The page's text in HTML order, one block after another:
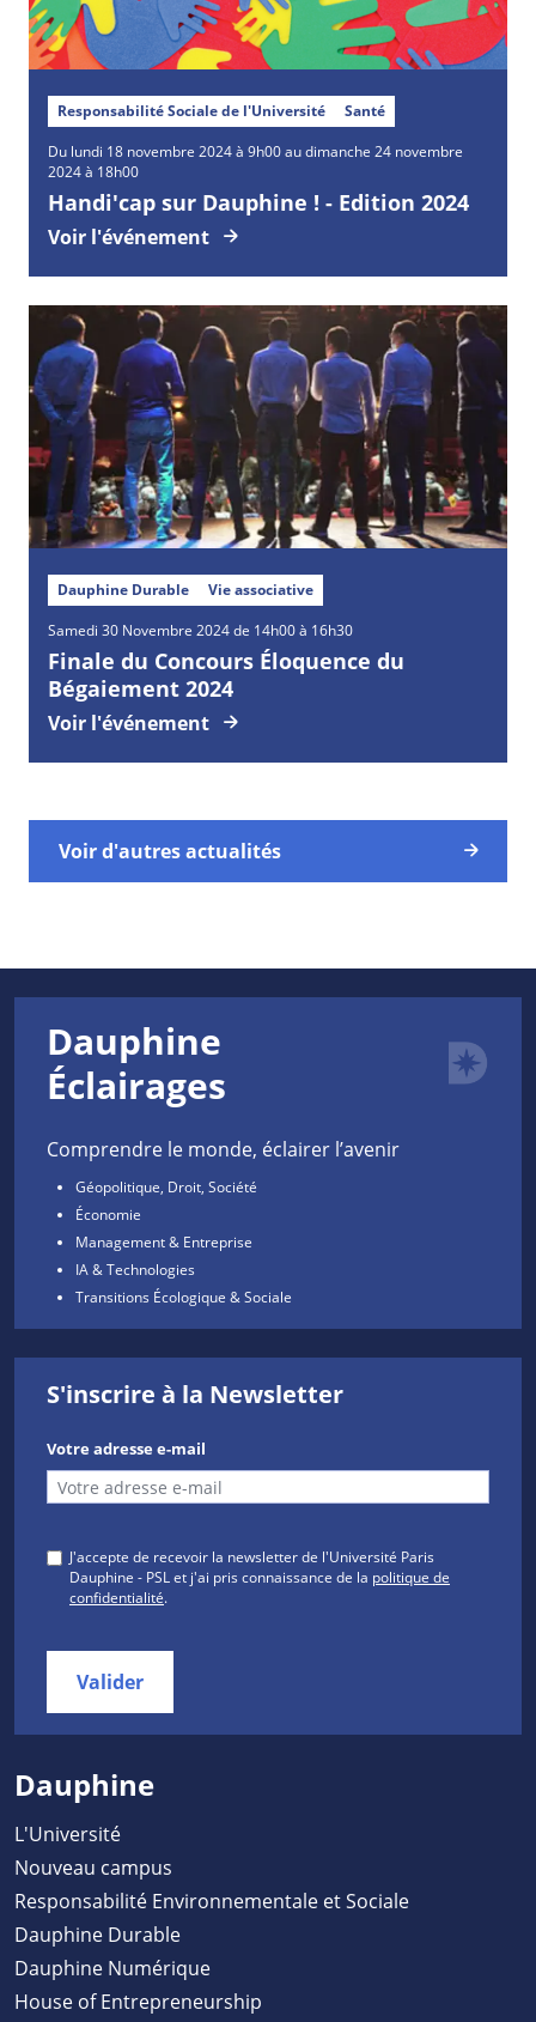
Responsabilité Sociale de l'Université Santé
Du lundi 18 novembre 2024 à 9h00 au dimanche 24 novembre
2024 à 18h00
Handi'cap sur Dauphine ! - Edition 2024
Voir l'événement
Dauphine Durable Vie associative
Samedi 30 Novembre 2024 de 14h00 à 16h30
Finale du Concours Éloquence du
Bégaiement 2024
Voir l'événement
Voir d'autres actualités
Dauphine
Éclairages
Comprendre le monde, éclairer l’avenir
Géopolitique, Droit, Société
Économie
Management & Entreprise
IA & Technologies
Transitions Écologique & Sociale
S'inscrire à la Newsletter
Votre adresse e-mail
J'accepte de recevoir la newsletter de l'Université Paris
Dauphine - PSL et j'ai pris connaissance de la politique de
confidentialité.
Valider
Dauphine
L'Université
Nouveau campus
Responsabilité Environnementale et Sociale
Dauphine Durable
Dauphine Numérique
House of Entrepreneurship